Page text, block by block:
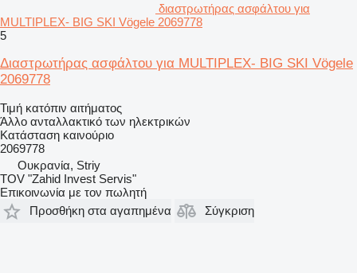
διαστρωτήρας ασφάλτου για
MULTIPLEX- BIG SKI Vögele 2069778
5
Διαστρωτήρας ασφάλτου για MULTIPLEX- BIG SKI Vögele
2069778
Τιμή κατόπιν αιτήματος
Άλλο ανταλλακτικό των ηλεκτρικών
Κατάσταση καινούριο
2069778
Ουκρανία, Striy
TOV "Zahid Invest Servis"
Επικοινωνία με τον πωλητή
Προσθήκη στα αγαπημένα
Σύγκριση